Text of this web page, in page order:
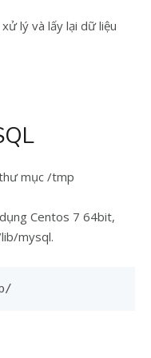
lý và lấy lại dữ liệu
mục /tmp
Centos 7 64bit,
mysql.